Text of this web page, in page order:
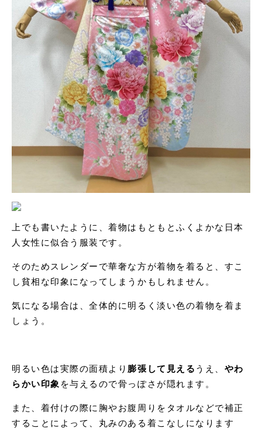
上でも書いたように、着物はもともとふくよかな日本
人女性に似合う服装です。
そのためスレンダーで華奢な方が着物を着ると、すこ
し貧相な印象になってしまうかもしれません。
気になる場合は、全体的に明るく淡い色の着物を着ま
しょう。
明るい色は実際の面積より 膨張して見える うえ、 やわ
らかい印象 を与えるので骨っぽさが隠れます。
また、着付けの際に胸やお腹周りをタオルなどで補正
することによって、丸みのある着こなしになります